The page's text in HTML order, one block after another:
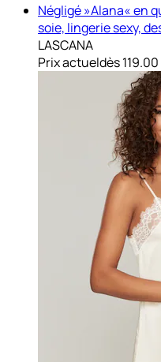
Négligé »Alana« en
soie, lingerie sexy,
LASCANA
Prix actueldès